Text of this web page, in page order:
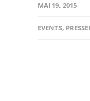
MAI 19, 2015
EVENTS,